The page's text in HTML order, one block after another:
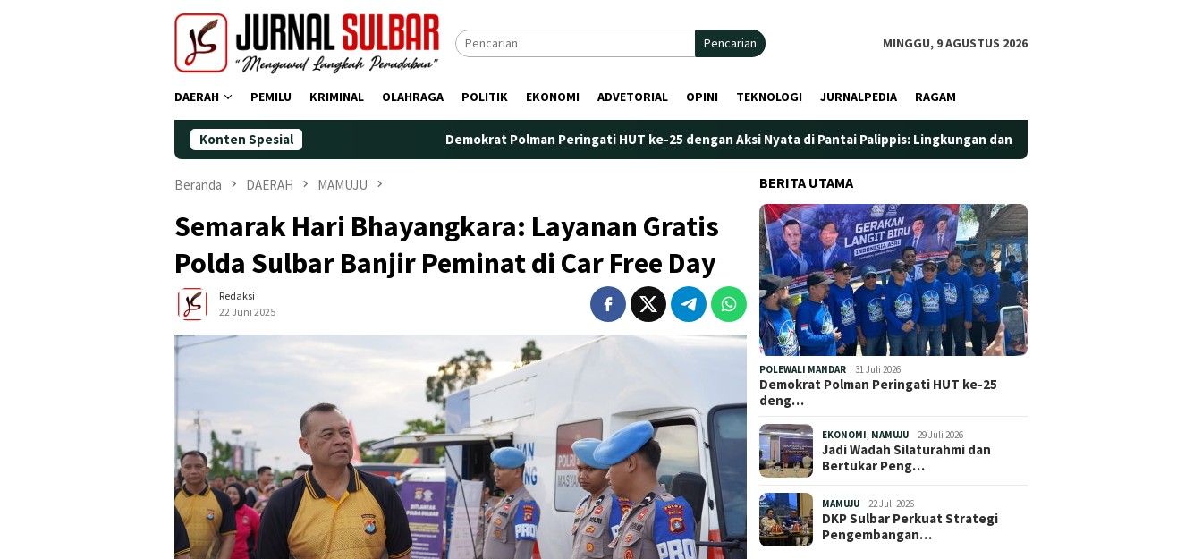
Pencarian MINGGU, 9 AGUSTUS 2026
DAERAH PEMILU KRIMINAL OLAHRAGA POLITIK EKONOMI ADVETORIAL OPINI TEKNOLOGI JURNALPEDIA RAGAM
Konten Spesial Demokrat Polman Peringati HUT ke-25 dengan Aksi Nyata di Pantai Palippis: Lingkungan dan Kesehatan Jadi Prioritas
Beranda DAERAH MAMUJU
Semarak Hari Bhayangkara: Layanan Gratis
Polda Sulbar Banjir Peminat di Car Free Day
Redaksi
22 Juni 2025
BERITA UTAMA
POLEWALI MANDAR 31 Juli 2026
Demokrat Polman Peringati HUT ke-25
deng…
EKONOMI MAMUJU 29 Juli 2026
Jadi Wadah Silaturahmi dan
Bertukar Peng…
MAMUJU 22 Juli 2026
DKP Sulbar Perkuat Strategi
Pengembangan…